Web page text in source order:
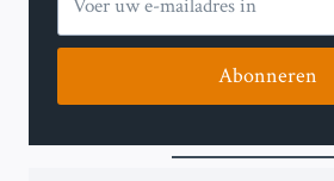
Abonneren